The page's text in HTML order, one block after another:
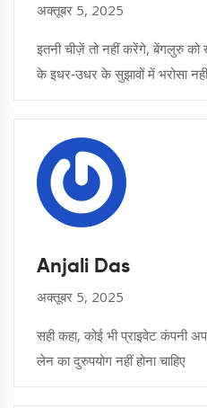
अक्तूबर 5, 2025
इतनी चीज़ें तो नहीं करेंगे, बेंगलुरु को
के इधर‑उधर के सुझावों में भरोसा नहीं
Anjali Das
अक्तूबर 5, 2025
सही कहा, कोई भी प्राइवेट कंपनी
लेन का दुरुपयोग नहीं होना चाहिए